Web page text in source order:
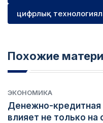
цифрлық
Похожие
ЭКОНОМИКА
Денежно-кредитная
влияет не только на